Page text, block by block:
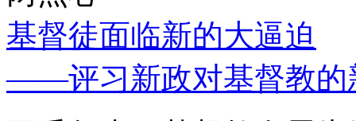
基督徒面临新的大逼迫
——评习新政对基督教的